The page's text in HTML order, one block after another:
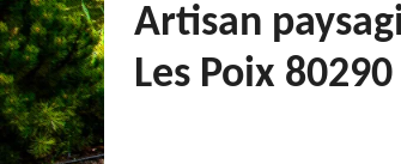
Artisan
Les Poix 80290